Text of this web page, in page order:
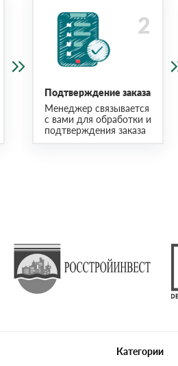
Подтверждение заказа
Менеджер связывается
с вами для обработки и
подтверждения заказа
Категории